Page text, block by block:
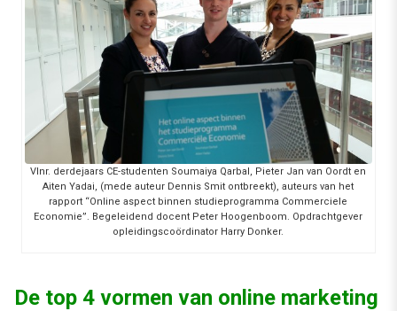
Vlnr. derdejaars CE-studenten Soumaiya Qarbal, Pieter Jan van Oordt en
Aiten Yadai, (mede auteur Dennis Smit ontbreekt), auteurs van het
rapport “Online aspect binnen studieprogramma Commerciele
Economie”. Begeleidend docent Peter Hoogenboom. Opdrachtgever
opleidingscoördinator Harry Donker.
De top 4 vormen van online marketing